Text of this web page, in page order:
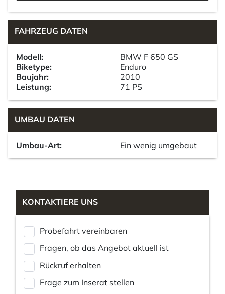
FAHRZEUG DATEN
Modell:
BMW F 650 GS
Biketype:
Enduro
Baujahr:
2010
Leistung:
71 PS
UMBAU DATEN
Umbau-Art: Ein wenig umgebaut
KONTAKTIERE UNS
Probefahrt vereinbaren
Fragen, ob das Angebot aktuell ist
Rückruf erhalten
Frage zum Inserat stellen